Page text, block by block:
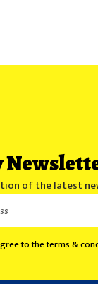
of the latest
to the terms &